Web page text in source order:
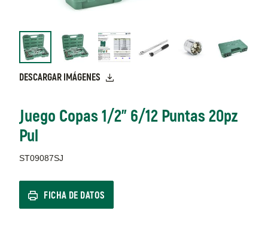
DESCARGAR IMÁGENES
Juego Copas 1/2" 6/12 Puntas 20pz
Pul
ST09087SJ
FICHA DE DATOS